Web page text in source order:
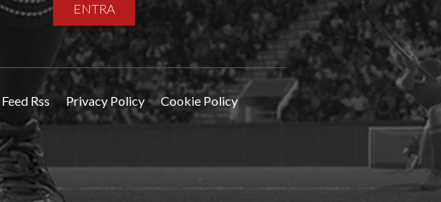
ENTRA
Feed Rss Privacy Policy
Cookie Policy